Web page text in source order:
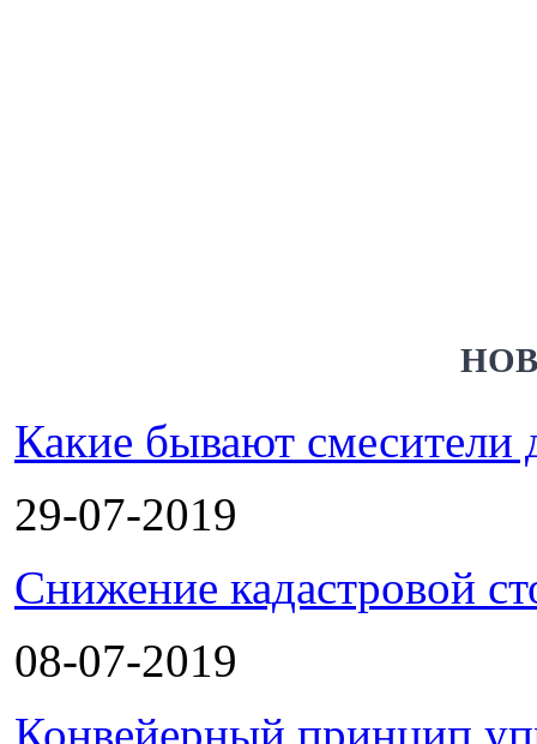
Какие бывают смесители
29-07-2019
Снижение кадастровой
08-07-2019